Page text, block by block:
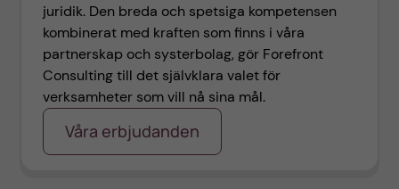
juridik. Den breda och spetsiga kompetensen
kombinerat med kraften som finns i våra
partnerskap och systerbolag, gör Forefront
Consulting till det självklara valet för
verksamheter som vill nå sina mål.
Våra erbjudanden